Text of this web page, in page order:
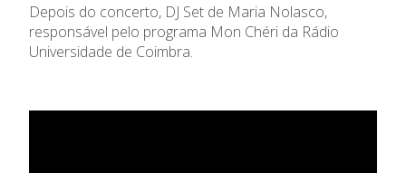
Depois do concerto, DJ Set de Maria Nolasco,
responsável pelo programa Mon Chéri da Rádio
Universidade de Coimbra.